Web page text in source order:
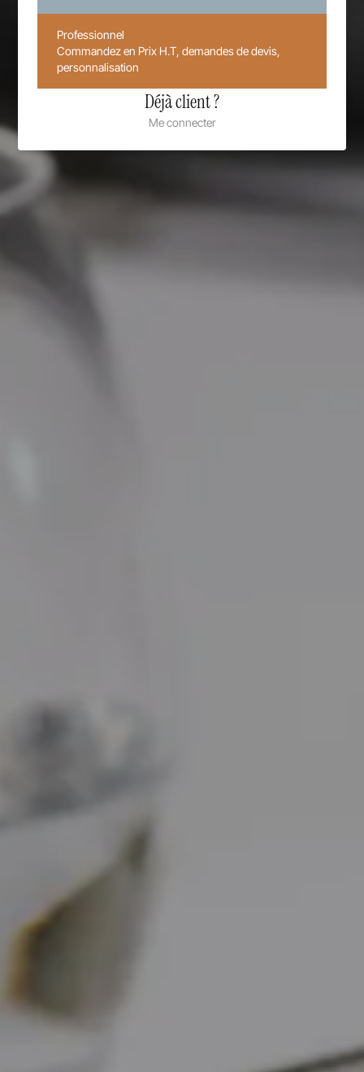
Professionnel
Commandez en Prix H.T, demandes de devis,
personnalisation
Déjà client ?
Me connecter